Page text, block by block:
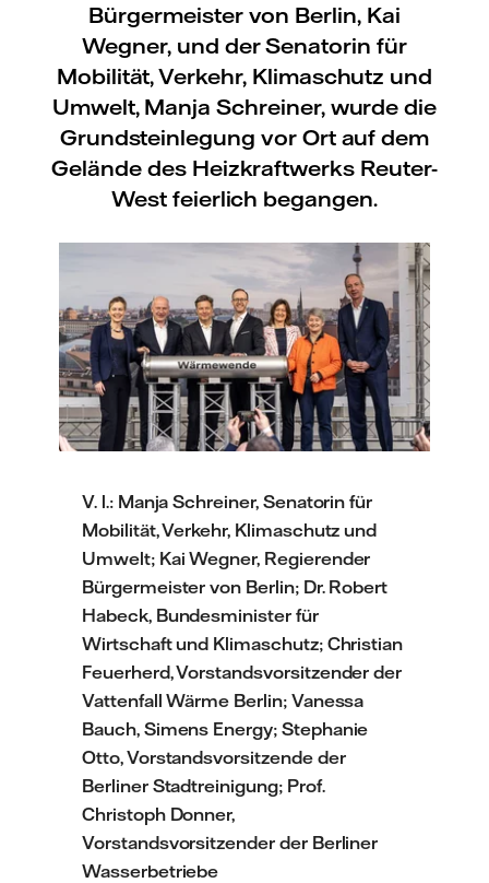
Bürgermeister von Berlin, Kai
Wegner, und der Senatorin für
Mobilität, Verkehr, Klimaschutz und
Umwelt, Manja Schreiner, wurde die
Grundsteinlegung vor Ort auf dem
Gelände des Heizkraftwerks Reuter-
West feierlich begangen.
V. l.: Manja Schreiner, Senatorin für
Mobilität, Verkehr, Klimaschutz und
Umwelt; Kai Wegner, Regierender
Bürgermeister von Berlin; Dr. Robert
Habeck, Bundesminister für
Wirtschaft und Klimaschutz; Christian
Feuerherd, Vorstandsvorsitzender der
Vattenfall Wärme Berlin; Vanessa
Bauch, Simens Energy; Stephanie
Otto, Vorstandsvorsitzende der
Berliner Stadtreinigung; Prof.
Christoph Donner,
Vorstandsvorsitzender der Berliner
Wasserbetriebe